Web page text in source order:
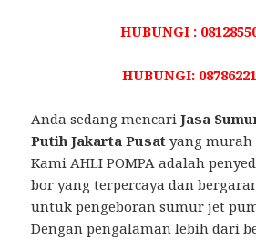
HUBUNGI :
HUBUNGI:
Anda sedang mencariJasa
Putih Jakarta Pusat yang murah
Kami AHLI POMPA adalah
bor yang terpercaya dan
untuk pengeboran sumur jet
Dengan pengalaman lebih dari